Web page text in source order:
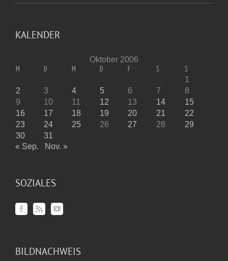
KALENDER
Oktober 2006
M D M D F S S
1
2
3 4 5 6 7
8
9
10 11 12 13 14
15
16
17 18 19 20 21
22
23
24 25 26 27 28
29
30
31
« Sep.
Nov. »
SOZIALES
BILDNACHWEIS